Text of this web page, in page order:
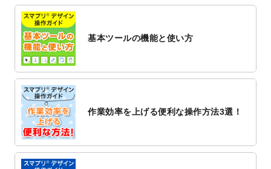
2022/11/25
【新商品】封筒が作成できるようになりま
2022/11/25
【新商品】クリアファイルが作成できるよ
2022/11/4
しました。
2022/10/26
レートを追加しました。
2022/10/26
追加しました。
2022/10/20
基本ツールの機能と使い方
作業効率を上げる便利な操作方法3選！